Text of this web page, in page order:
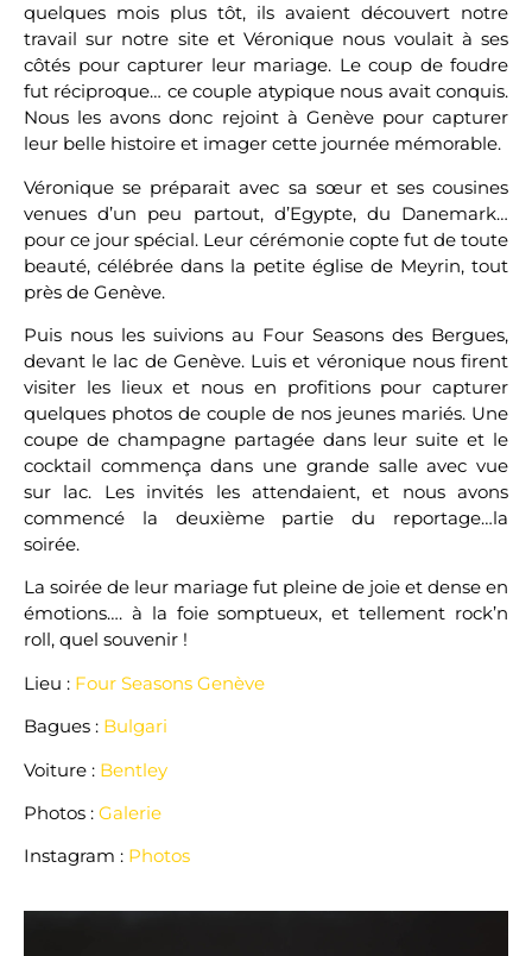
quelques mois plus tôt, ils avaient découvert notre
travail sur notre site et Véronique nous voulait à ses
côtés pour capturer leur mariage. Le coup de foudre
fut réciproque… ce couple atypique nous avait conquis.
Nous les avons donc rejoint à Genève pour capturer
leur belle histoire et imager cette journée mémorable.
Véronique se préparait avec sa sœur et ses cousines
venues d’un peu partout, d’Egypte, du Danemark…
pour ce jour spécial. Leur cérémonie copte fut de toute
beauté, célébrée dans la petite église de Meyrin, tout
près de Genève.
Puis nous les suivions au Four Seasons des Bergues,
devant le lac de Genève. Luis et véronique nous firent
visiter les lieux et nous en profitions pour capturer
quelques photos de couple de nos jeunes mariés. Une
coupe de champagne partagée dans leur suite et le
cocktail commença dans une grande salle avec vue
sur lac. Les invités les attendaient, et nous avons
commencé la deuxième partie du reportage…la
soirée.
La soirée de leur mariage fut pleine de joie et dense en
émotions…. à la foie somptueux, et tellement rock’n
roll, quel souvenir !
Lieu : Four Seasons Genève
Bagues : Bulgari
Voiture : Bentley
Photos : Galerie
Instagram : Photos